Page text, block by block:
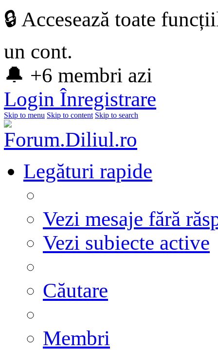
🔒 Accesează toate
un cont.
🔔 +6 membri azi
Login Înregistrare
Skip to menu Skip to content Skip to search
Legături rapide
Vezi mesaje fără
Vezi subiecte active
Căutare
Membri